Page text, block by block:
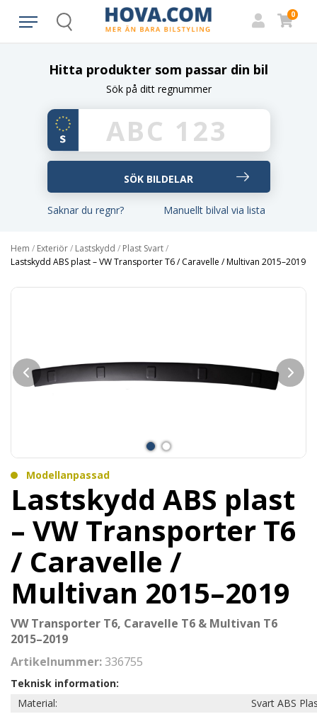
Search
0
Hitta produkter som passar din bil
Sök på ditt regnummer
Saknar du regnr? Manuellt bilval via lista
Hem / Exteriör/ Lastskydd / Plast Svart/
Lastskydd ABS plast – VW Transporter T6 / Caravelle / Multivan 2015–2019
Modellanpassad
Lastskydd ABS plast
– VW Transporter T6
/ Caravelle /
Multivan 2015–2019
VW Transporter T6, Caravelle T6 & Multivan T6
2015–2019
Artikelnummer:336755
Teknisk information:
Material:
Svart ABS